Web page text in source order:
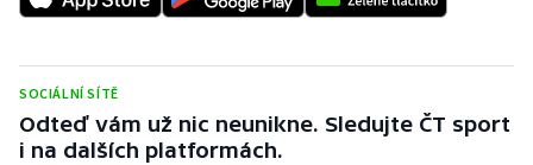
Ostatní
SOCIÁLNÍ SÍTĚ
Odteď vám už nic neunikne. Sledujte ČT sport
i na dalších platformách.